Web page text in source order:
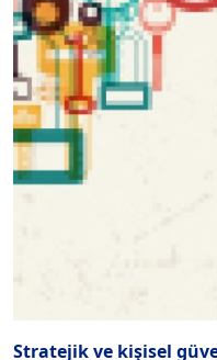
Stratejik ve kişisel